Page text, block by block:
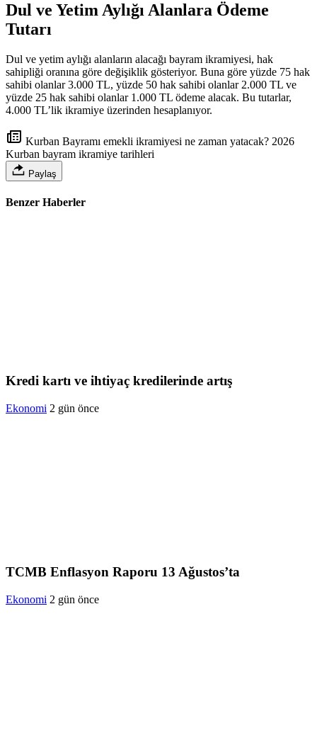
Dul ve Yetim Aylığı Alanlara Ödeme
Tutarı
Dul ve yetim aylığı alanların alacağı bayram ikramiyesi, hak
sahipliği oranına göre değişiklik gösteriyor. Buna göre yüzde 75 hak
sahibi olanlar 3.000 TL, yüzde 50 hak sahibi olanlar 2.000 TL ve
yüzde 25 hak sahibi olanlar 1.000 TL ödeme alacak. Bu tutarlar,
4.000 TL’lik ikramiye üzerinden hesaplanıyor.
Kurban Bayramı emekli ikramiyesi ne zaman yatacak? 2026
Kurban bayram ikramiye tarihleri
Paylaş
Benzer Haberler
Kredi kartı ve ihtiyaç kredilerinde artış
Ekonomi 2 gün önce
TCMB Enflasyon Raporu 13 Ağustos’ta
Ekonomi 2 gün önce